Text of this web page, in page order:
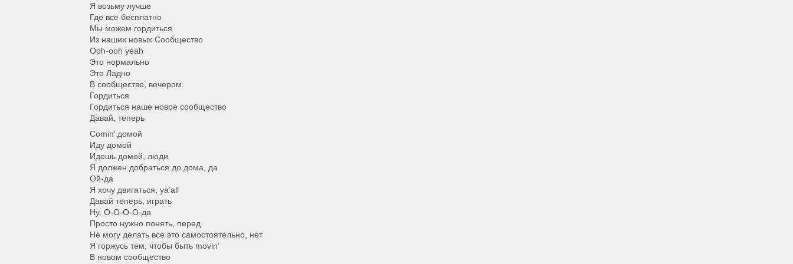
Я возьму лучше
Где все бесплатно
Мы можем гордиться
Из наших новых Сообщество
Ooh-ooh yeah
Это нормально
Это Ладно
В сообществе, вечером.
Гордиться
Гордиться наше новое сообщество
Давай, теперь
Comin’ домой
Иду домой
Идешь домой, люди
Я должен добраться до дома, да
Ой-да
Я хочу двигаться, ya’all
Давай теперь, играть
Ну, О-О-О-О-да
Просто нужно понять, перед
Не могу делать все это самостоятельно, нет
Я горжусь тем, чтобы быть movin’
В новом сообщество